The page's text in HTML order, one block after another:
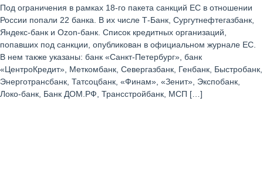
Под ограничения в рамках 18-го пакета санкций ЕС в отношении
России попали 22 банка. В их числе Т-Банк, Сургутнефтегазбанк,
Яндекс-банк и Ozon-банк. Список кредитных организаций,
попавших под санкции, опубликован в официальном журнале ЕС.
В нем также указаны: банк «Санкт-Петербург», банк
«ЦентроКредит», Меткомбанк, Севергазбанк, Генбанк, Быстробанк,
Энерготрансбанк, Татсоцбанк, «Финам», «Зенит», Экспобанк,
Локо-банк, Банк ДОМ.РФ, Трансстройбанк, МСП […]